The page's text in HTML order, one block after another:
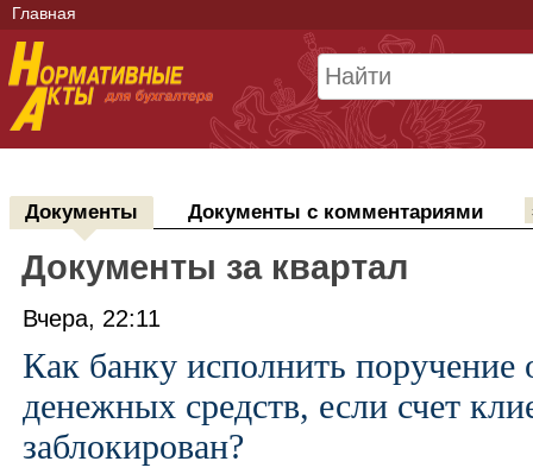
Главная
Документы Документы с комментариями
Документы за квартал
Вчера, 22:11
Как банку исполнить поручение
денежных средств, если счет
заблокирован?